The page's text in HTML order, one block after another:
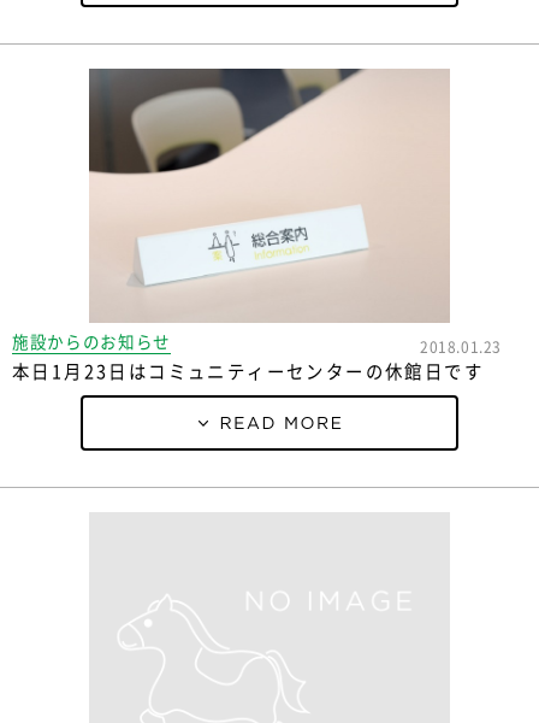
施設からのお知らせ 2018.01.23
本日1月23日はコミュニティーセンターの休館日です